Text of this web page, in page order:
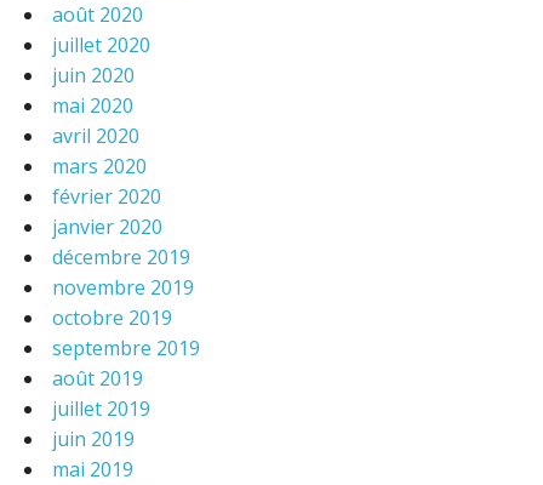
août 2020
juillet 2020
juin 2020
mai 2020
avril 2020
mars 2020
février 2020
janvier 2020
décembre 2019
novembre 2019
octobre 2019
septembre 2019
août 2019
juillet 2019
juin 2019
mai 2019